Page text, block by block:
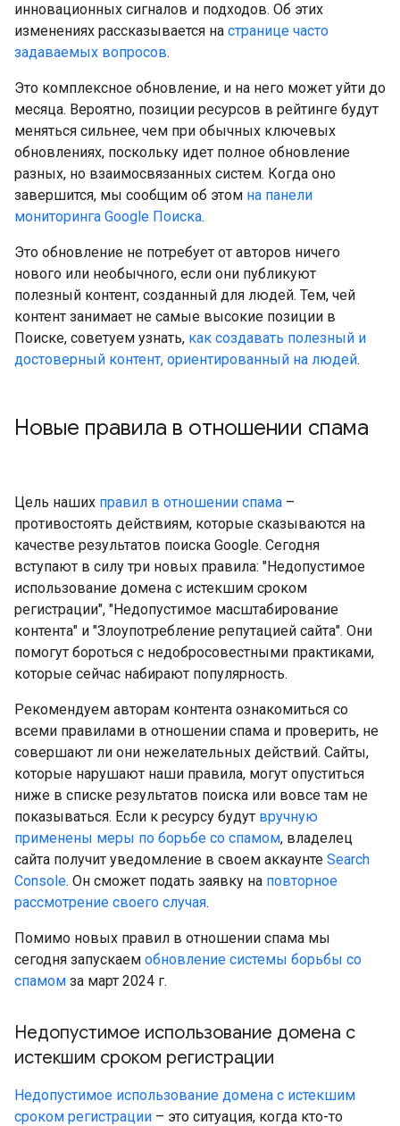
инновационных сигналов и подходов. Об этих
изменениях рассказывается на странице часто
задаваемых вопросов.
Это комплексное обновление, и на него может уйти до
месяца. Вероятно, позиции ресурсов в рейтинге будут
меняться сильнее, чем при обычных ключевых
обновлениях, поскольку идет полное обновление
разных, но взаимосвязанных систем. Когда оно
завершится, мы сообщим об этом на панели
мониторинга Google Поиска.
Это обновление не потребует от авторов ничего
нового или необычного, если они публикуют
полезный контент, созданный для людей. Тем, чей
контент занимает не самые высокие позиции в
Поиске, советуем узнать, как создавать полезный и
достоверный контент, ориентированный на людей.
Новые правила в отношении спама
Цель наших правил в отношении спама –
противостоять действиям, которые сказываются на
качестве результатов поиска Google. Сегодня
вступают в силу три новых правила: "Недопустимое
использование домена с истекшим сроком
регистрации", "Недопустимое масштабирование
контента" и "Злоупотребление репутацией сайта". Они
помогут бороться с недобросовестными практиками,
которые сейчас набирают популярность.
Рекомендуем авторам контента ознакомиться со
всеми правилами в отношении спама и проверить, не
совершают ли они нежелательных действий. Сайты,
которые нарушают наши правила, могут опуститься
ниже в списке результатов поиска или вовсе там не
показываться. Если к ресурсу будут вручную
применены меры по борьбе со спамом, владелец
сайта получит уведомление в своем аккаунте Search
Console. Он сможет подать заявку на повторное
рассмотрение своего случая.
Помимо новых правил в отношении спама мы
сегодня запускаем обновление системы борьбы со
спамом за март 2024 г.
Недопустимое использование домена с
истекшим сроком регистрации
Недопустимое использование домена с истекшим
сроком регистрации – это ситуация, когда кто-то